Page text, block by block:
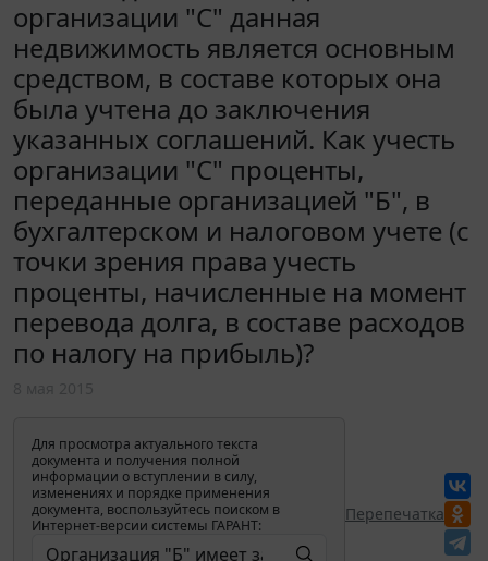
организации "С" данная
недвижимость является основным
средством, в составе которых она
была учтена до заключения
указанных соглашений. Как учесть
организации "С" проценты,
переданные организацией "Б", в
бухгалтерском и налоговом учете (с
точки зрения права учесть
проценты, начисленные на момент
перевода долга, в составе расходов
по налогу на прибыль)?
Для просмотра актуального текста
документа и получения полной
информации о вступлении в силу,
изменениях и порядке применения
документа, воспользуйтесь поиском в
Интернет-версии системы ГАРАНТ:
Перепечатка